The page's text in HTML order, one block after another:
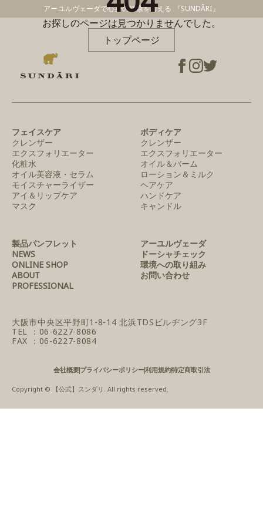
アーユルヴェーダで心身の健康を考える 『SUNDÃRI』
お探しのページは見つかりませんでした。
トップページ
フェイスケア
クレンザー
エクスフォリエーター
化粧水
オイル美容液・セラム
モイスチャーライザー
アイ＆リップケア
マスク
ボディケア
クレンザー
エクスフォリエーター
オイル＆バーム
ローション＆ミルク
ヘアケア
ハンドケア
キャンドル
製品パンフレット
NEWS
ONLINE SHOP
ABOUT
PROFESSIONAL
アーユルヴェーダ
ドーシャチェック
環境への取り組み
お問い合わせ
大阪市中央区平野町1-8-14 北浜TDSビルヂング3F
TEL ：06-6227-8086
FAX ：06-6227-8084
会社概要プライバシーポリシー利用規約特定商取引法
Copyright © 【公式】スンダリ. All rights reserved.